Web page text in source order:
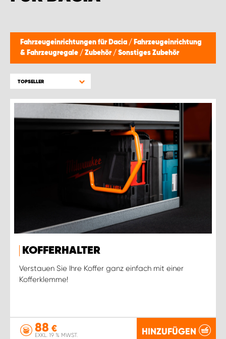
Fahrzeugeinrichtungen für Dacia / Fahrzeugeinrichtung
& Fahrzeugregale / Zubehör / Sonstiges Zubehör
TOPSELLER
KOFFERHALTER
Verstauen Sie Ihre Koffer ganz einfach mit einer
Kofferklemme!
88 €
EXKL. 19 % MWST. HINZUFÜGEN
WORK SYSTEM GERA
WORK SYSTEM HAMBURG
WORK SYSTEM LUDWIGSHAFEN
WORK SYSTEM OSNABRÜCK
WORK SYSTEM ROSTOCK
WORK SYSTEM STUTTGART